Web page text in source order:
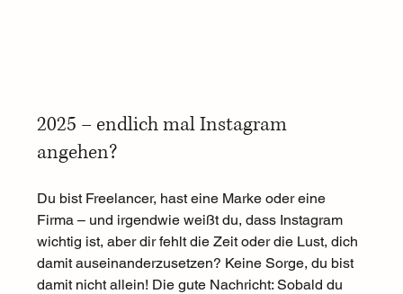
2025 – endlich mal Instagram
angehen?
Du bist Freelancer, hast eine Marke oder eine
Firma – und irgendwie weißt du, dass Instagram
wichtig ist, aber dir fehlt die Zeit oder die Lust, dich
damit auseinanderzusetzen? Keine Sorge, du bist
damit nicht allein! Die gute Nachricht: Sobald du